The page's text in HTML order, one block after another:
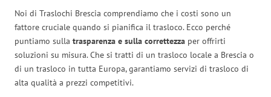
Noi di Traslochi Brescia comprendiamo che i costi sono un
fattore cruciale quando si pianifica il trasloco. Ecco perché
puntiamo sulla trasparenza e sulla correttezza per offrirti
soluzioni su misura. Che si tratti di un trasloco locale a Brescia o
di un trasloco in tutta Europa, garantiamo servizi di trasloco di
alta qualità a prezzi competitivi.